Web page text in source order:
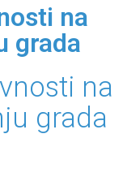
na
grada
na
grada